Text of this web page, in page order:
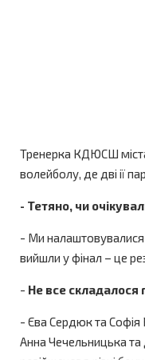
Тренерка КДЮСШ міста
волейболу, де дві ії
- Тетяно, чи
- Ми налаштовувалися
вийшли у фінал – це
- Не все складалося
- Єва Сердюк та Софія
Анна Чечельницька та